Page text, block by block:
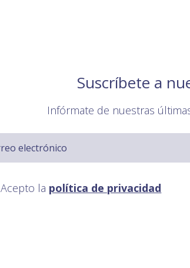
Suscríbete a
Infórmate de nuestras
Acepto la política de privacidad